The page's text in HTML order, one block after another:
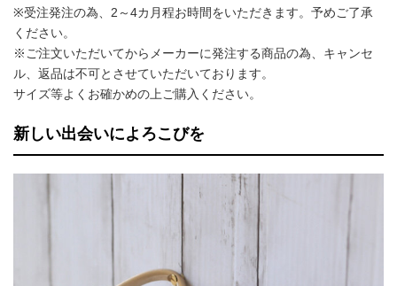
※受注発注の為、2～4カ月程お時間をいただきます。予めご了承
ください。
※ご注文いただいてからメーカーに発注する商品の為、キャンセ
ル、返品は不可とさせていただいております。
サイズ等よくお確かめの上ご購入ください。
新しい出会いによろこびを